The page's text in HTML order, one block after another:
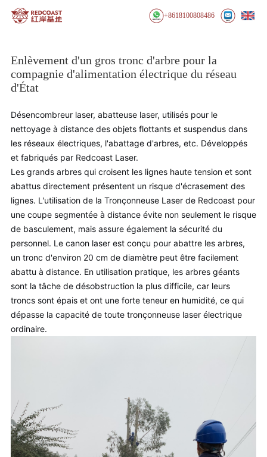
+8618100808486
Enlèvement d'un gros tronc d'arbre pour la
compagnie d'alimentation électrique du réseau
d'État
Désencombreur laser, abatteuse laser, utilisés pour le
nettoyage à distance des objets flottants et suspendus dans
les réseaux électriques, l'abattage d'arbres, etc. Développés
et fabriqués par Redcoast Laser.
Les grands arbres qui croisent les lignes haute tension et sont
abattus directement présentent un risque d'écrasement des
lignes. L'utilisation de la Tronçonneuse Laser de Redcoast pour
une coupe segmentée à distance évite non seulement le risque
de basculement, mais assure également la sécurité du
personnel. Le canon laser est conçu pour abattre les arbres,
un tronc d'environ 20 cm de diamètre peut être facilement
abattu à distance. En utilisation pratique, les arbres géants
sont la tâche de désobstruction la plus difficile, car leurs
troncs sont épais et ont une forte teneur en humidité, ce qui
dépasse la capacité de toute tronçonneuse laser électrique
ordinaire.